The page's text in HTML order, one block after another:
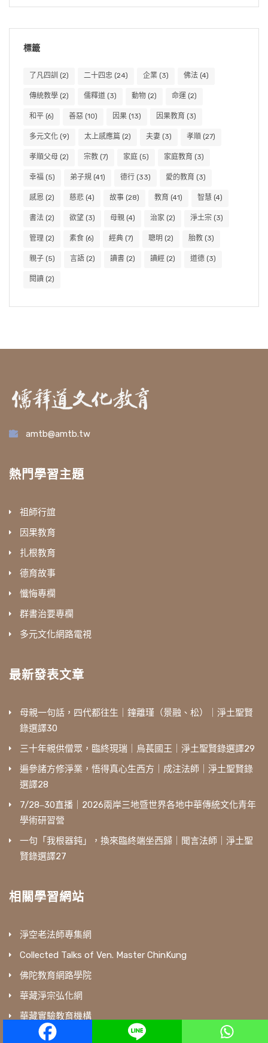
標籤
了凡四訓 (2) 二十四忠 (24) 企業 (3) 佛法 (4)
傳統教學 (2) 儒釋道 (3) 動物 (2) 命運 (2)
和平 (6) 善惡 (10) 因果 (13) 因果教育 (3)
多元文化 (9) 太上感應篇 (2) 夫妻 (3) 孝順 (27)
孝順父母 (2) 宗教 (7) 家庭 (5) 家庭教育 (3)
幸福 (5) 弟子規 (41) 德行 (33) 愛的教育 (3)
感恩 (2) 慈悲 (4) 故事 (28) 教育 (41) 智慧 (4)
書法 (2) 欲望 (3) 母親 (4) 治家 (2) 淨土宗 (3)
管理 (2) 素食 (6) 經典 (7) 聰明 (2) 胎教 (3)
親子 (5) 言語 (2) 讀書 (2) 讀經 (2) 道德 (3)
閱讀 (2)
amtb@amtb.tw
熱門學習主題
祖師行誼
因果教育
扎根教育
德育故事
懺悔專欄
群書治要專欄
多元文化網路電視
最新發表文章
母親一句話，四代都往生｜鐘離瑾（景融、松）｜淨土聖賢
錄選譯30
三十年親供僧眾，臨終現瑞｜烏萇國王｜淨土聖賢錄選譯29
遍參諸方修淨業，悟得真心生西方｜成注法師｜淨土聖賢錄
選譯28
7/28‒30直播｜2026兩岸三地暨世界各地中華傳統文化青年
學術研習營
一句「我根器鈍」，換來臨終端坐西歸｜聞言法師｜淨土聖
賢錄選譯27
相關學習網站
淨空老法師專集網
Collected Talks of Ven. Master ChinKung
佛陀教育網路學院
華藏淨宗弘化網
華藏實驗教育機構
徐醒民先生專輯網